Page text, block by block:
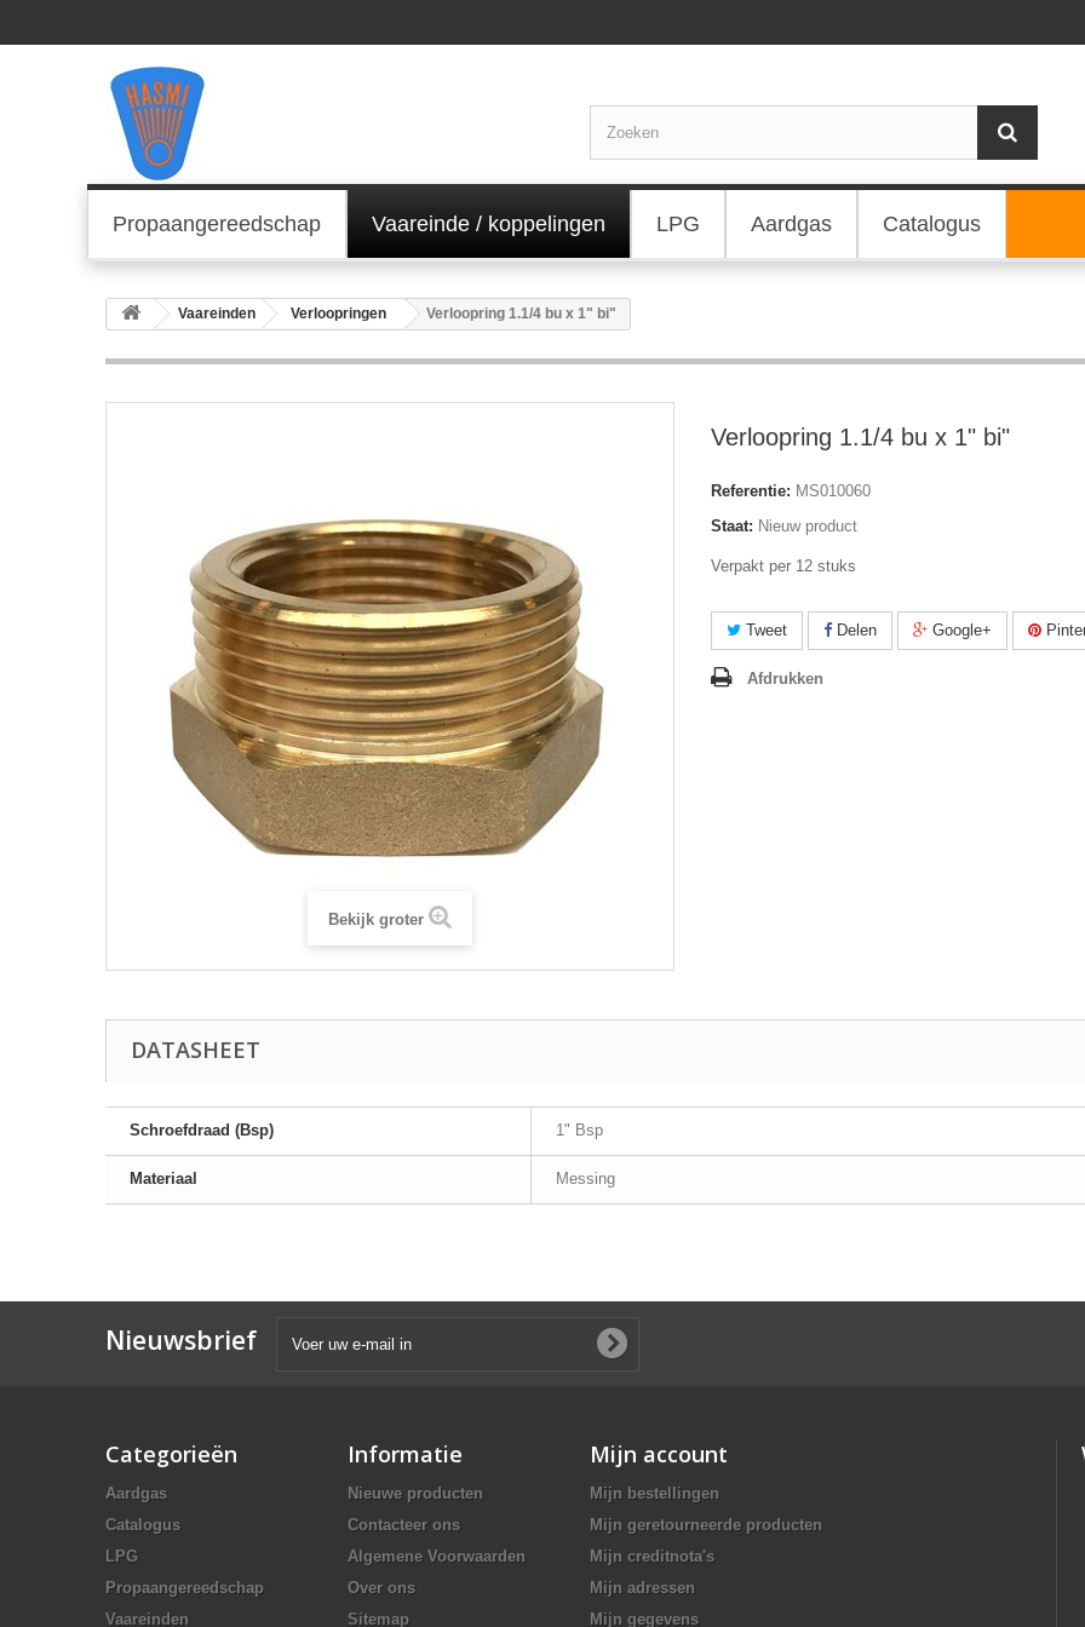
Propaangereedschap Vaareinde / koppelingen LPG Aardgas Catalogus
Vaareinden Verloopringen Verloopring 1.1/4 bu x 1" bi"
Bekijk groter
Verloopring 1.1/4 bu x 1" bi"
Referentie: MS010060
Staat: Nieuw product
Verpakt per 12 stuks
Tweet Delen Google+
Afdrukken
DATASHEET
Schroefdraad (Bsp) 1" Bsp
Materiaal Messing
Nieuwsbrief
Categorieën
Aardgas
Catalogus
LPG
Propaangereedschap
Vaareinden
Informatie
Nieuwe producten
Contacteer ons
Algemene Voorwaarden
Over ons
Sitemap
Mijn account
Mijn bestellingen
Mijn geretourneerde producten
Mijn creditnota's
Mijn adressen
Mijn gegevens